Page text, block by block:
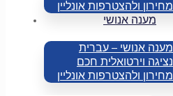
מחירון ולהצטרפות אונליין
מענה אנושי
מענה אנושי – עברית
נציגה וירטואלית חכם
מחירון ולהצטרפות אונליין